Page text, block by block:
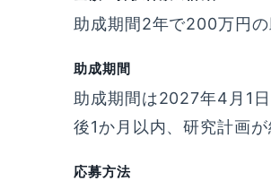
助成期間2年で200万円の
助成期間
助成期間は2027年4月1
後1か月以内、研究計画
応募方法